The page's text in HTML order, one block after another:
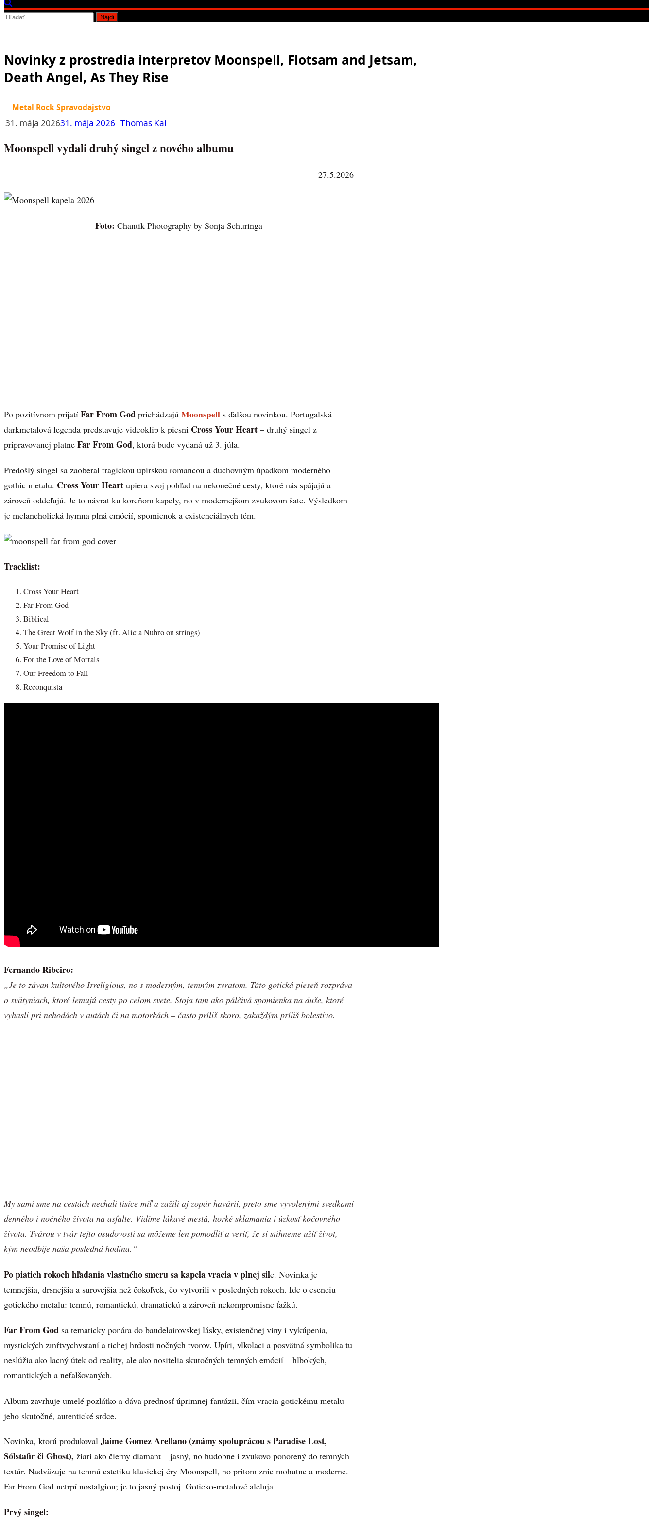
Hľadať:
Novinky z prostredia interpretov Moonspell, Flotsam and Jetsam,
Death Angel, As They Rise
Metal Rock Spravodajstvo
31. mája 202631. mája 2026 Thomas Kai
Moonspell vydali druhý singel z nového albumu
27.5.2026
Foto: Chantik Photography by Sonja Schuringa
Po pozitívnom prijatí Far From God prichádzajú Moonspell s ďalšou novinkou. Portugalská
darkmetalová legenda predstavuje videoklip k piesni Cross Your Heart – druhý singel z
pripravovanej platne Far From God, ktorá bude vydaná už 3. júla.
Predošlý singel sa zaoberal tragickou upírskou romancou a duchovným úpadkom moderného
gothic metalu. Cross Your Heart upiera svoj pohľad na nekonečné cesty, ktoré nás spájajú a
zároveň oddeľujú. Je to návrat ku koreňom kapely, no v modernejšom zvukovom šate. Výsledkom
je melancholická hymna plná emócií, spomienok a existenciálnych tém.
Tracklist:
Cross Your Heart
Far From God
Biblical
The Great Wolf in the Sky (ft. Alicia Nuhro on strings)
Your Promise of Light
For the Love of Mortals
Our Freedom to Fall
Reconquista
Fernando Ribeiro:
„Je to závan kultového Irreligious, no s moderným, temným zvratom. Táto gotická pieseň rozpráva
o svätyniach, ktoré lemujú cesty po celom svete. Stoja tam ako pálčivá spomienka na duše, ktoré
vyhasli pri nehodách v autách či na motorkách – často príliš skoro, zakaždým príliš bolestivo.
My sami sme na cestách nechali tisíce míľ a zažili aj zopár havárií, preto sme vyvolenými svedkami
denného i nočného života na asfalte. Vidíme lákavé mestá, horké sklamania i úzkosť kočovného
života. Tvárou v tvár tejto osudovosti sa môžeme len pomodliť a veriť, že si stihneme užiť život,
kým neodbije naša posledná hodina.“
Po piatich rokoch hľadania vlastného smeru sa kapela vracia v plnej sile. Novinka je
temnejšia, drsnejšia a surovejšia než čokoľvek, čo vytvorili v posledných rokoch. Ide o esenciu
gotického metalu: temnú, romantickú, dramatickú a zároveň nekompromisne ťažkú.
Far From God sa tematicky ponára do baudelairovskej lásky, existenčnej viny i vykúpenia,
mystických zmŕtvychvstaní a tichej hrdosti nočných tvorov. Upíri, vlkolaci a posvätná symbolika tu
neslúžia ako lacný útek od reality, ale ako nositelia skutočných temných emócií – hlbokých,
romantických a nefalšovaných.
Album zavrhuje umelé pozlátko a dáva prednosť úprimnej fantázii, čím vracia gotickému metalu
jeho skutočné, autentické srdce.
Novinka, ktorú produkoval Jaime Gomez Arellano (známy spoluprácou s Paradise Lost,
Sólstafir či Ghost), žiari ako čierny diamant – jasný, no hudobne i zvukovo ponorený do temných
textúr. Nadväzuje na temnú estetiku klasickej éry Moonspell, no pritom znie mohutne a moderne.
Far From God netrpí nostalgiou; je to jasný postoj. Goticko-metalové aleluja.
Prvý singel: